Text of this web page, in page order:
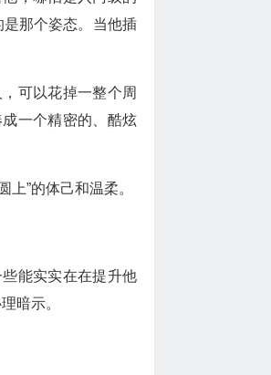
那个姿态。当他插
可以花掉一整个周
一个精密的、酷炫
”的体己和温柔。
能实实在在提升他
暗示。